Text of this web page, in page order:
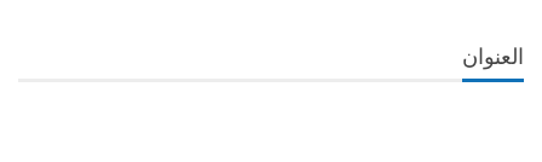
العنوان